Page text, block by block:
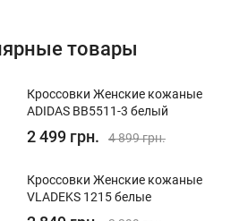
товары
Кроссовки Женские кожаные
ADIDAS BB5511-3 белый
2 499 грн. 4 899 грн.
Кроссовки Женские кожаные
VLADEKS 1215 белые